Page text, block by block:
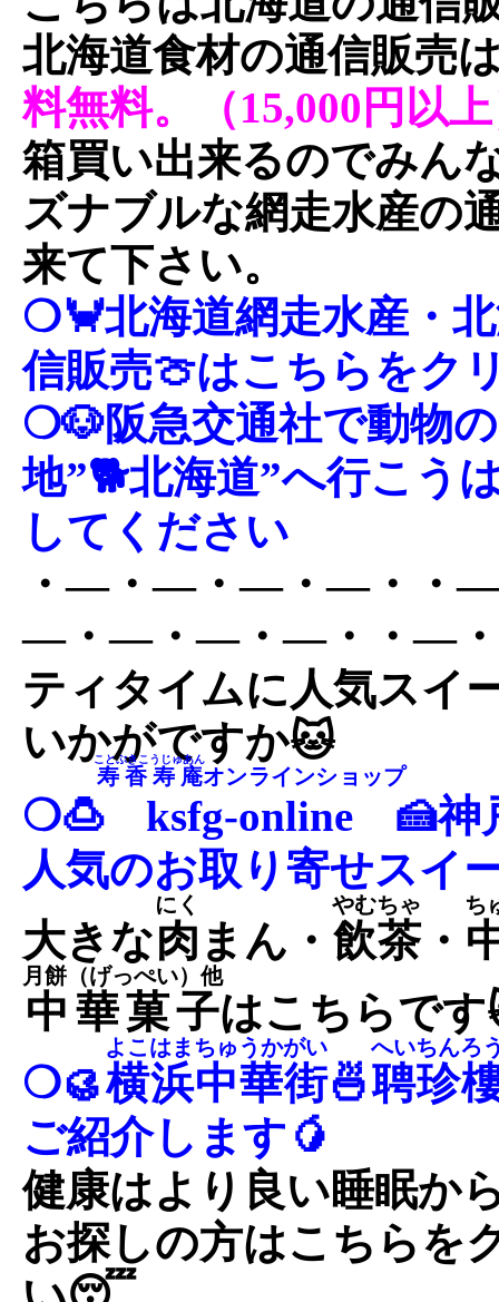
北海道食材の通信販売
料無料。（15,000円以
箱買い出来るのでみん
ズナブルな網走水産の
来て下さい。
❍🦀北海道網走水産・
信販売🍈はこちらをク
❍🐶阪急交通社で動物
地”🐕北海道”へ行こう
してください
・―・―・―・―・・
―・―・―・―・・―
ティタイムに人気スイ
いかがですか🐱
❍🍮
ksfg-online
寿香寿庵
ことぶきこうじゅあん
オンラインショップ
🍰神
人気のお取り寄せスイ
大きな肉
にく
まん・ 飲茶
やむちゃ
・
ち
中華菓子
月餅（げっぺい）他
はこちらです
❍🥮横浜中華街
よこはまちゅうかがい
🍜聘珍
へいちんろ
ご紹介します🥭
健康はより良い睡眠か
お探しの方はこちらを